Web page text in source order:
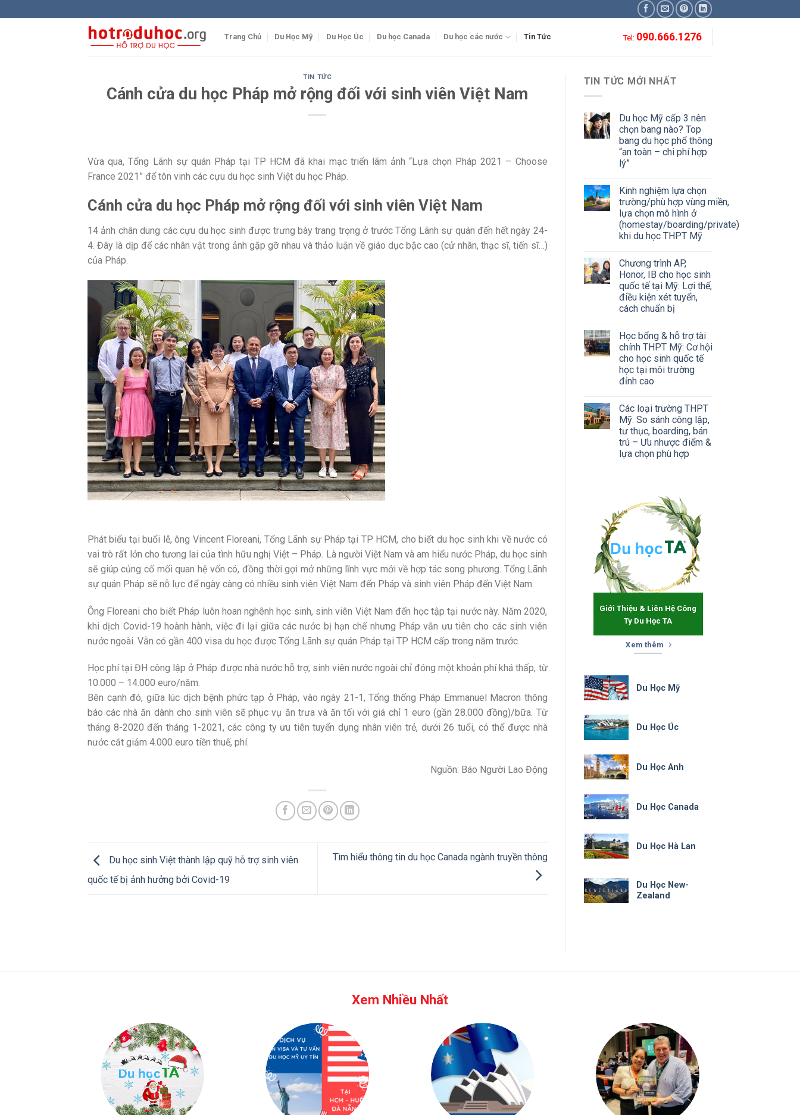
to
Trang Chủ Du Học Mỹ Du Học Úc Du học Canada Du học các nước Tin Tức Tel: 090.666.1276
TIN TỨC
Cánh cửa du học Pháp mở rộng đối với sinh viên Việt Nam
Vừa qua, Tổng Lãnh sự quán Pháp tại TP HCM đã khai mạc triển lãm ảnh “Lựa chọn Pháp 2021 – Choose
France 2021” để tôn vinh các cựu du học sinh Việt du học Pháp.
Cánh cửa du học Pháp mở rộng đối với sinh viên Việt Nam
14 ảnh chân dung các cựu du học sinh được trưng bày trang trọng ở trước Tổng Lãnh sự quán đến hết ngày 24-
4. Đây là dịp để các nhân vật trong ảnh gặp gỡ nhau và thảo luận về giáo dục bậc cao (cử nhân, thạc sĩ, tiến sĩ…)
của Pháp.
Phát biểu tại buổi lễ, ông Vincent Floreani, Tổng Lãnh sự Pháp tại TP HCM, cho biết du học sinh khi về nước có
vai trò rất lớn cho tương lai của tình hữu nghị Việt – Pháp. Là người Việt Nam và am hiểu nước Pháp, du học sinh
sẽ giúp củng cố mối quan hệ vốn có, đồng thời gợi mở những lĩnh vực mới về hợp tác song phương. Tổng Lãnh
sự quán Pháp sẽ nỗ lực để ngày càng có nhiều sinh viên Việt Nam đến Pháp và sinh viên Pháp đến Việt Nam.
Ông Floreani cho biết Pháp luôn hoan nghênh học sinh, sinh viên Việt Nam đến học tập tại nước này. Năm 2020,
khi dịch Covid-19 hoành hành, việc đi lại giữa các nước bị hạn chế nhưng Pháp vẫn ưu tiên cho các sinh viên
nước ngoài. Vẫn có gần 400 visa du học được Tổng Lãnh sự quán Pháp tại TP HCM cấp trong năm trước.
Học phí tại ĐH công lập ở Pháp được nhà nước hỗ trợ, sinh viên nước ngoài chỉ đóng một khoản phí khá thấp, từ
10.000 – 14.000 euro/năm.
Bên cạnh đó, giữa lúc dịch bệnh phức tạp ở Pháp, vào ngày 21-1, Tổng thống Pháp Emmanuel Macron thông
báo các nhà ăn dành cho sinh viên sẽ phục vụ ăn trưa và ăn tối với giá chỉ 1 euro (gần 28.000 đồng)/bữa. Từ
tháng 8-2020 đến tháng 1-2021, các công ty ưu tiên tuyển dụng nhân viên trẻ, dưới 26 tuổi, có thể được nhà
nước cắt giảm 4.000 euro tiền thuế, phí.
Nguồn: Báo Người Lao Động
Du học sinh Việt thành lập quỹ hỗ trợ sinh viên
quốc tế bị ảnh hưởng bởi Covid-19
Tìm hiểu thông tin du học Canada ngành truyền thông
TIN TỨC MỚI NHẤT
Du học Mỹ cấp 3 nên
chọn bang nào? Top
bang du học phổ thông
“an toàn – chi phí hợp
lý”
Kinh nghiệm lựa chọn
trường/phù hợp vùng miền,
lựa chọn mô hình ở
(homestay/boarding/private)
khi du học THPT Mỹ
Chương trình AP,
Honor, IB cho học sinh
quốc tế tại Mỹ: Lợi thế,
điều kiện xét tuyển,
cách chuẩn bị
Học bổng & hỗ trợ tài
chính THPT Mỹ: Cơ hội
cho học sinh quốc tế
học tại môi trường
đỉnh cao
Các loại trường THPT
Mỹ: So sánh công lập,
tư thục, boarding, bán
trú – Ưu nhược điểm &
lựa chọn phù hợp
Giới Thiệu & Liên Hệ Công
Ty Du Học TA
Xem thêm
Du Học Mỹ
Du Học Úc
Du Học Anh
Du Học Canada
Du Học Hà Lan
Du Học New-
Zealand
Xem Nhiều Nhất